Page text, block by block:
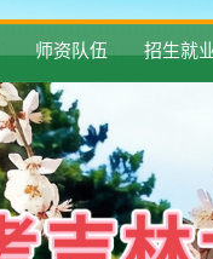
师资队伍 招生就